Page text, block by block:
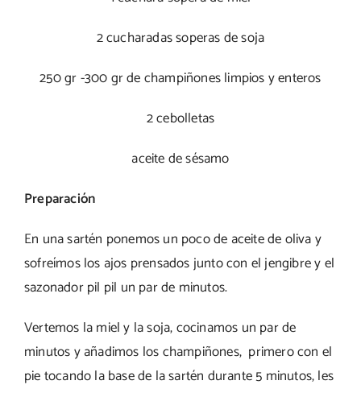
2 cucharadas soperas de soja
250 gr -300 gr de champiñones limpios y enteros
2 cebolletas
aceite de sésamo
Preparación
En una sartén ponemos un poco de aceite de oliva y
sofreímos los ajos prensados junto con el jengibre y el
sazonador pil pil un par de minutos.
Vertemos la miel y la soja, cocinamos un par de
minutos y añadimos los champiñones, primero con el
pie tocando la base de la sartén durante 5 minutos, les